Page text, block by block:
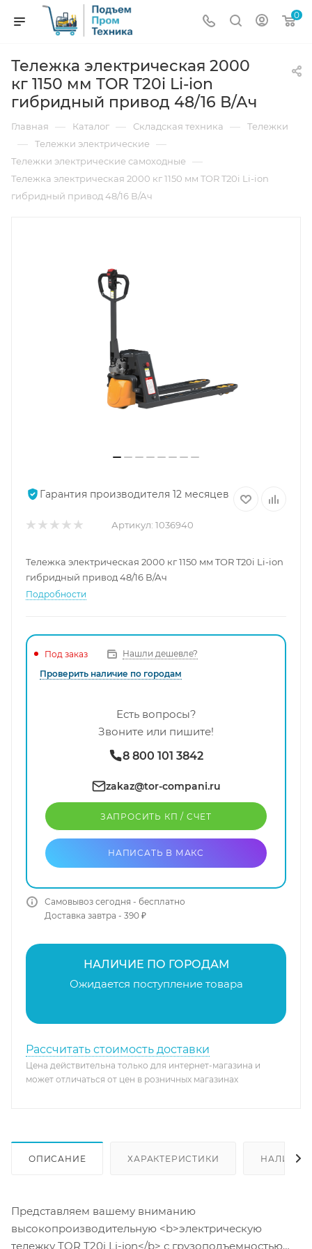
0
Тележка электрическая 2000
кг 1150 мм TOR T20i Li-ion
гибридный привод 48/16 В/Ач
Главная — Каталог — Складская техника — Тележки
— Тележки электрические —
Тележки электрические самоходные —
Тележка электрическая 2000 кг 1150 мм TOR T20i Li-ion
гибридный привод 48/16 В/Ач
Гарантия производителя 12 месяцев
Артикул: 1036940
Тележка электрическая 2000 кг 1150 мм TOR T20i Li-ion
гибридный привод 48/16 В/Ач
Подробности
Под заказ
Нашли дешевле?
Проверить наличие по городам
Есть вопросы?
Звоните или пишите!
8 800 101 3842
zakaz@tor-compani.ru
ЗАПРОСИТЬ КП / CЧЕТ
НАПИСАТЬ В МАКС
Самовывоз сегодня - бесплатно
Доставка завтра - 390 ₽
НАЛИЧИЕ ПО ГОРОДАМ
Ожидается поступление товара
Рассчитать стоимость доставки
Цена действительна только для интернет-магазина и
может отличаться от цен в розничных магазинах
ОПИСАНИЕ ХАРАКТЕРИСТИКИ
Представляем вашему вниманию
высокопроизводительную <b>электрическую
тележку TOR T20i Li-ion</b> с грузоподъемностью